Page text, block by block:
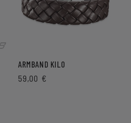
ARMBAND KILO
NORMALER
59,00 €